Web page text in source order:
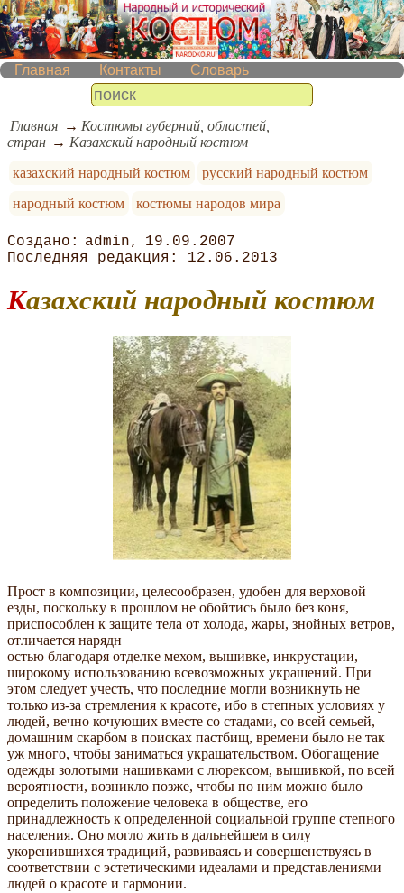
Главная Контакты Словарь
Главная
Костюмы губерний, областей,
стран
Казахский народный костюм
казахский народный костюм
русский народный костюм
народный костюм
костюмы народов мира
admin
19.09.2007
12.06.2013
Казахский народный костюм
Прост в композиции, целесообразен, удобен для верховой
езды, поскольку в прошлом не обойтись было без коня,
приспособлен к защите тела от холода, жары, знойных ветров,
отличается нарядн
остью благодаря отделке мехом, вышивке, инкрустации,
широкому использованию всевозможных украшений. При
этом следует учесть, что последние могли возникнуть не
только из-за стремления к красоте, ибо в степных условиях у
людей, вечно кочующих вместе со стадами, со всей семьей,
домашним скарбом в поисках пастбищ, времени было не так
уж много, чтобы заниматься украшательством. Обогащение
одежды золотыми нашивками с люрексом, вышивкой, по всей
вероятности, возникло позже, чтобы по ним можно было
определить положение человека в обществе, его
принадлежность к определенной социальной группе степного
населения. Оно могло жить в дальнейшем в силу
укоренившихся традиций, развиваясь и совершенствуясь в
соответствии с эстетическими идеалами и представлениями
людей о красоте и гармонии.